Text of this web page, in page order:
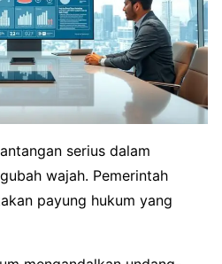
serius dalam
wajah. Pemerintah
payung hukum yang